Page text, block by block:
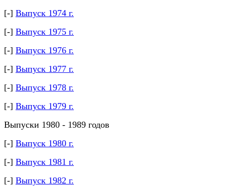
[-] Выпуск 1974 г.
[-] Выпуск 1975 г.
[-] Выпуск 1976 г.
[-] Выпуск 1977 г.
[-] Выпуск 1978 г.
[-] Выпуск 1979 г.
Выпуски 1980 - 1989 годов
[-] Выпуск 1980 г.
[-] Выпуск 1981 г.
[-] Выпуск 1982 г.